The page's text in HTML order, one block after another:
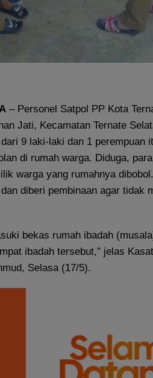
– Personel Satpol PP Kota
Jati, Kecamatan Ternate
9 laki-laki dan 1 perempuan
di rumah warga. Diduga,
warga yang rumahnya
diberi pembinaan agar tidak
bekas rumah ibadah
ibadah tersebut,” jelas
Selasa (17/5).